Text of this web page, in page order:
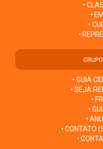
•
•
•
•
• GUIA
• SEJA
•
•
•
• CONTATO
•